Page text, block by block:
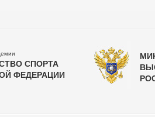
СПОРТА
ФЕДЕРАЦИИ